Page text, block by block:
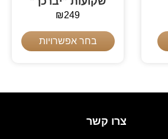
₪249
בחר אפשרויות
צרו קשר